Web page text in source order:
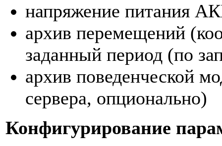
напряжение питания
архив перемещений
заданный период (по
архив поведенческой
сервера, опционально)
Конфигурирование